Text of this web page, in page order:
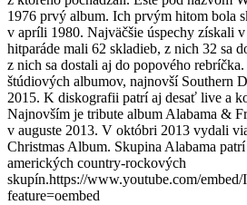
1976 prvý album. Ich prvým hitom bola
v apríli 1980. Najväčšie úspechy získali
hitparáde mali 62 skladieb, z nich 32 sa
z nich sa dostali aj do popového
štúdiových albumov, najnovší Southern
2015. K diskografii patrí aj desať live a
Najnovším je tribute album Alabama &
v auguste 2013. V októbri 2013 vydali
Christmas Album. Skupina Alabama
amerických country-rockových
skupín.https://www.youtube.com/
feature=oembed